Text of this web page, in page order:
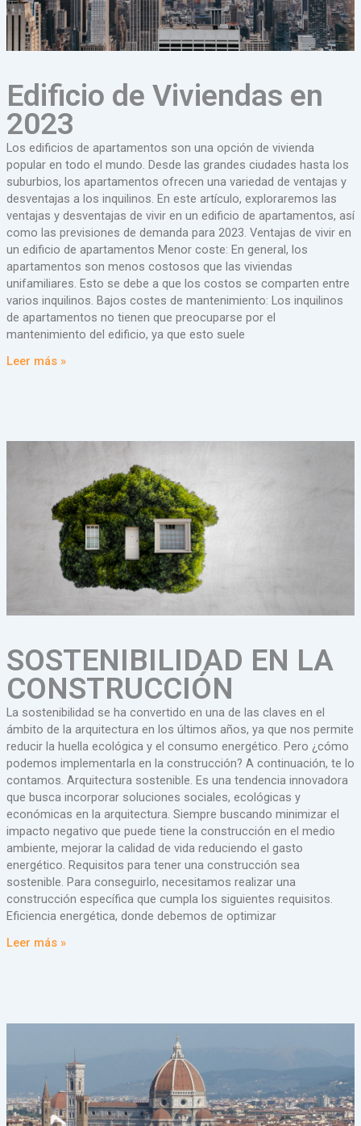
Edificio de Viviendas en
2023
Los edificios de apartamentos son una opción de vivienda
popular en todo el mundo. Desde las grandes ciudades hasta los
suburbios, los apartamentos ofrecen una variedad de ventajas y
desventajas a los inquilinos. En este artículo, exploraremos las
ventajas y desventajas de vivir en un edificio de apartamentos, así
como las previsiones de demanda para 2023. Ventajas de vivir en
un edificio de apartamentos Menor coste: En general, los
apartamentos son menos costosos que las viviendas
unifamiliares. Esto se debe a que los costos se comparten entre
varios inquilinos. Bajos costes de mantenimiento: Los inquilinos
de apartamentos no tienen que preocuparse por el
mantenimiento del edificio, ya que esto suele
Leer más »
SOSTENIBILIDAD EN LA
CONSTRUCCIÓN
La sostenibilidad se ha convertido en una de las claves en el
ámbito de la arquitectura en los últimos años, ya que nos permite
reducir la huella ecológica y el consumo energético. Pero ¿cómo
podemos implementarla en la construcción? A continuación, te lo
contamos. Arquitectura sostenible. Es una tendencia innovadora
que busca incorporar soluciones sociales, ecológicas y
económicas en la arquitectura. Siempre buscando minimizar el
impacto negativo que puede tiene la construcción en el medio
ambiente, mejorar la calidad de vida reduciendo el gasto
energético. Requisitos para tener una construcción sea
sostenible. Para conseguirlo, necesitamos realizar una
construcción específica que cumpla los siguientes requisitos.
Eficiencia energética, donde debemos de optimizar
Leer más »